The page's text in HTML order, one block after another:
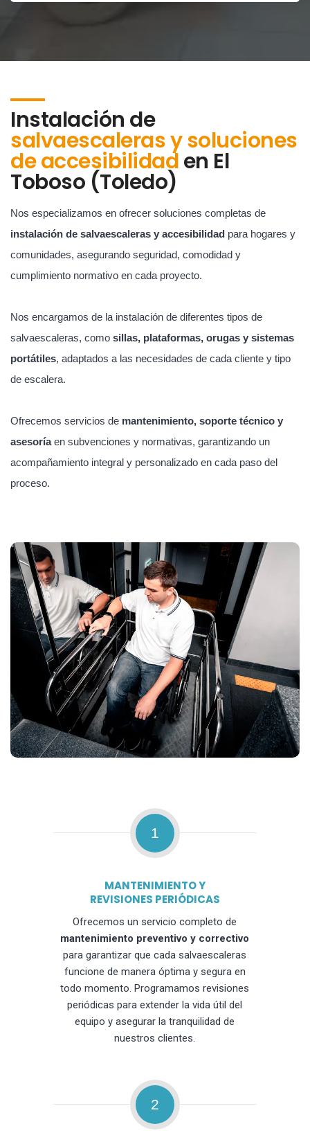
Instalación de
salvaescaleras y soluciones
de accesibilidaden El
Toboso (Toledo)
Nos especializamos en ofrecer soluciones completas de
instalación de salvaescaleras y accesibilidad para hogares y
comunidades, asegurando seguridad, comodidad y
cumplimiento normativo en cada proyecto.
Nos encargamos de la instalación de diferentes tipos de
salvaescaleras, como sillas, plataformas, orugas y sistemas
portátiles, adaptados a las necesidades de cada cliente y tipo
de escalera.
Ofrecemos servicios de mantenimiento, soporte técnico y
asesoríaen subvenciones y normativas, garantizando un
acompañamiento integral y personalizado en cada paso del
proceso.
1
MANTENIMIENTO Y
REVISIONES PERIÓDICAS
Ofrecemos un servicio completo de
mantenimiento preventivo y correctivo
para garantizar que cada salvaescaleras
funcione de manera óptima y segura en
todo momento. Programamos revisiones
periódicas para extender la vida útil del
equipo y asegurar la tranquilidad de
nuestros clientes.
2